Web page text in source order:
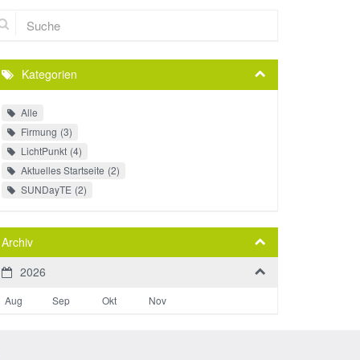
Kategorien
Alle
Firmung 3
LichtPunkt 4
Aktuelles Startseite 2
SUNDayTE 2
Archiv
2026
Aug Sep Okt Nov